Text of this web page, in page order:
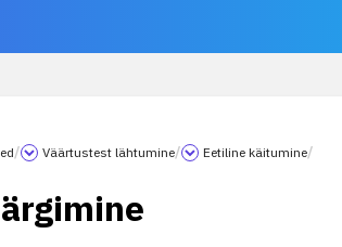
/ Väärtustest lähtumine/ Eetiline käitumine/